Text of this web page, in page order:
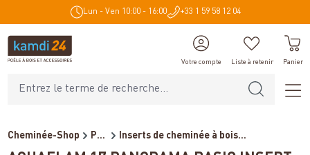
principal Lun - Ven 10:00 - 16:00 +33 1 59 58 12 04
Votre compte Liste à retenir Panier
Cheminée-Shop Poêles et cheminées Inserts de cheminée à bois...